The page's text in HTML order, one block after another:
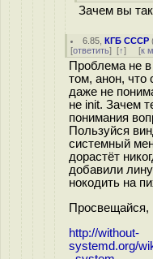
Зачем вы
6.85 ,КГБ СССР
[ответить] [↑] [к
Проблема не
том, анон, что
даже не
не init. Зачем
понимания
Пользуйся
системный
дорастёт
добавили
нокодить на
Просвещайся,
http://without-
systemd.org/